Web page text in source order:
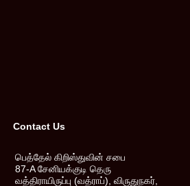
Contact Us
பெத்தேல் கிறிஸ்துவின் சபை
87-A சேனியக்குடி தெரு
வத்திராயிருப்பு (வத்ராப்), விருதுநகர்,